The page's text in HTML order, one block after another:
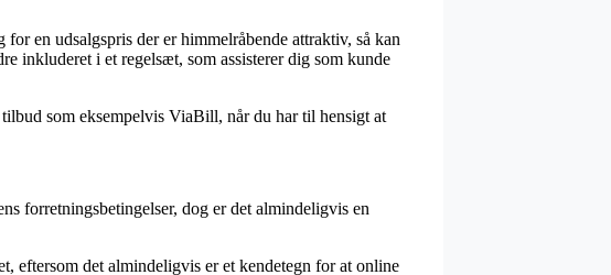
en udsalgspris der er himmelråbende attraktiv, så kan
inkluderet i et regelsæt, som assisterer dig som kunde
som eksempelvis ViaBill, når du har til hensigt at
forretningsbetingelser, dog er det almindeligvis en
eftersom det almindeligvis er et kendetegn for at online